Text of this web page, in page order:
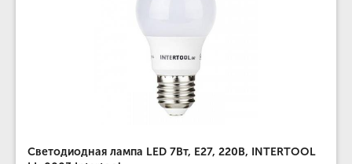
Светодиодная лампа LED 7Вт, E27, 220В, INTERTOOL